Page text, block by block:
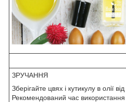
ЗРУЧАННЯ
Зберігайте цвях і кутикулу в олії
Рекомендований час